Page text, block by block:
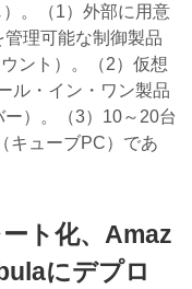
。（1）外部に用意
理可能な制御製品
ント）。（2）仮想
ル・イン・ワン製品
ー）。（3）10～20台
キューブPC）であ
ト化、Amaz
にデプロ